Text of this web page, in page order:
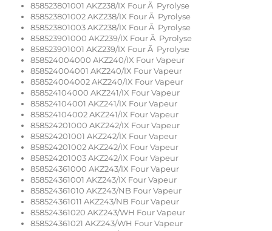
858523801001 AKZ238/IX Four Ã Pyrolyse
858523801002 AKZ238/IX Four Ã Pyrolyse
858523801003 AKZ238/IX Four Ã Pyrolyse
858523901000 AKZ239/IX Four Ã Pyrolyse
858523901001 AKZ239/IX Four Ã Pyrolyse
858524004000 AKZ240/IX Four Vapeur
858524004001 AKZ240/IX Four Vapeur
858524004002 AKZ240/IX Four Vapeur
858524104000 AKZ241/IX Four Vapeur
858524104001 AKZ241/IX Four Vapeur
858524104002 AKZ241/IX Four Vapeur
858524201000 AKZ242/IX Four Vapeur
858524201001 AKZ242/IX Four Vapeur
858524201002 AKZ242/IX Four Vapeur
858524201003 AKZ242/IX Four Vapeur
858524361000 AKZ243/IX Four Vapeur
858524361001 AKZ243/IX Four Vapeur
858524361010 AKZ243/NB Four Vapeur
858524361011 AKZ243/NB Four Vapeur
858524361020 AKZ243/WH Four Vapeur
858524361021 AKZ243/WH Four Vapeur